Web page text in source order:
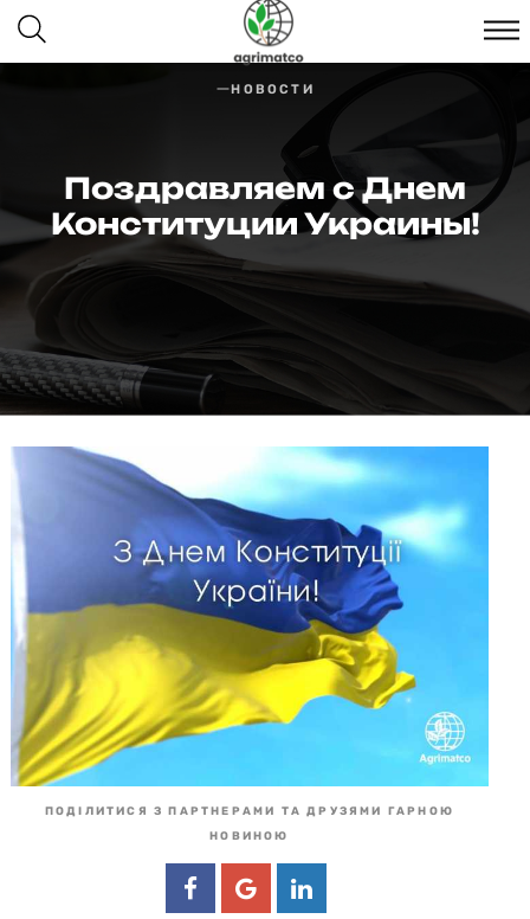
НОВОСТИ
Поздравляем с Днем
Конституции Украины!
ПОДІЛИТИСЯ З ПАРТНЕРАМИ ТА ДРУЗЯМИ ГАРНОЮ
НОВИНОЮ